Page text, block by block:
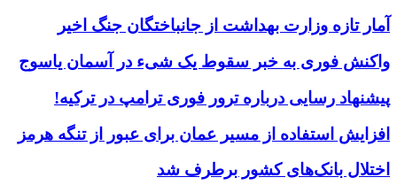
آمار تازه وزارت بهداشت از جانباختگان جنگ اخیر
واکنش فوری به خبر سقوط یک شیء در آسمان یاسوج
پیشنهاد رسایی درباره ترور فوری ترامپ در ترکیه!
افزایش استفاده از مسیر عمان برای عبور از تنگه هرمز
اختلال بانک‌های کشور برطرف شد